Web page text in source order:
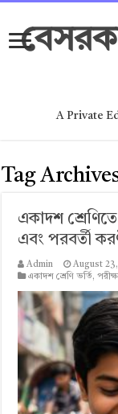
A Private
Tag
একাদশ
এবং পরবর্তী
Admin
August
একাদশ শ্রেণি ভর্তি,